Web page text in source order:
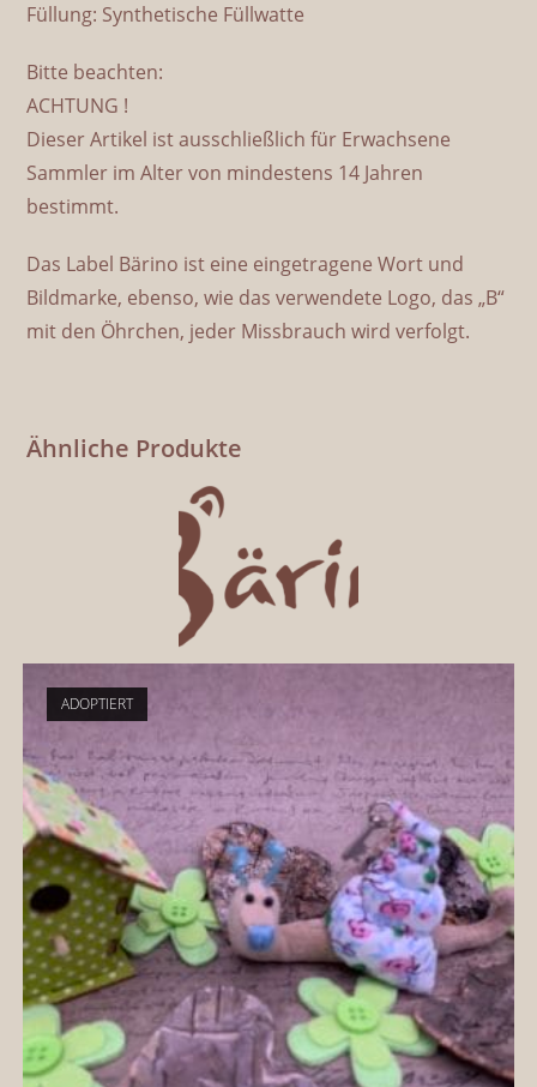
Füllung: Synthetische Füllwatte
Bitte beachten:
ACHTUNG !
Dieser Artikel ist ausschließlich für Erwachsene
Sammler im Alter von mindestens 14 Jahren
bestimmt.
Das Label Bärino ist eine eingetragene Wort und
Bildmarke, ebenso, wie das verwendete Logo, das „B“
mit den Öhrchen, jeder Missbrauch wird verfolgt.
Ähnliche Produkte
ADOPTIERT